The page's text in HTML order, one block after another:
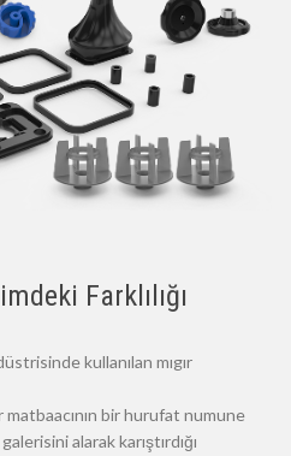
Farklılığı
kullanılan mıgır
bir hurufat numune
alarak karıştırdığı